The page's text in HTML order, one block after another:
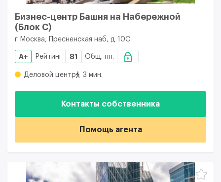
Бизнес-центр Башня на Набережной
(Блок С)
г Москва, Пресненская наб, д 10С
A+ Рейтинг 81 Общ. пл.
Деловой центр 3 мин.
Контакты собственника
Помощь агента